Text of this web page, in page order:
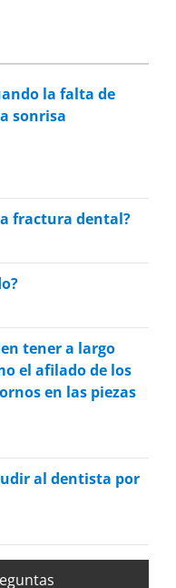
la falta de
sonrisa
fractura dental?
tener a largo
el afilado de los
en las piezas
al dentista por